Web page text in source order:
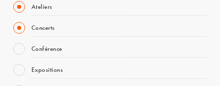
Ateliers
Concerts
Conférence
Expositions